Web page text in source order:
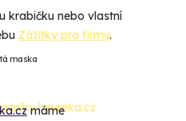
krabičku nebo vlastní
Zážitky pro firmy.
máme